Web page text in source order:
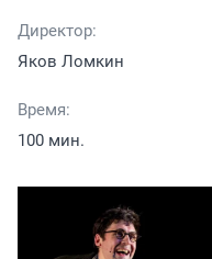
Директор:
Яков Ломкин
Время:
100 мин.